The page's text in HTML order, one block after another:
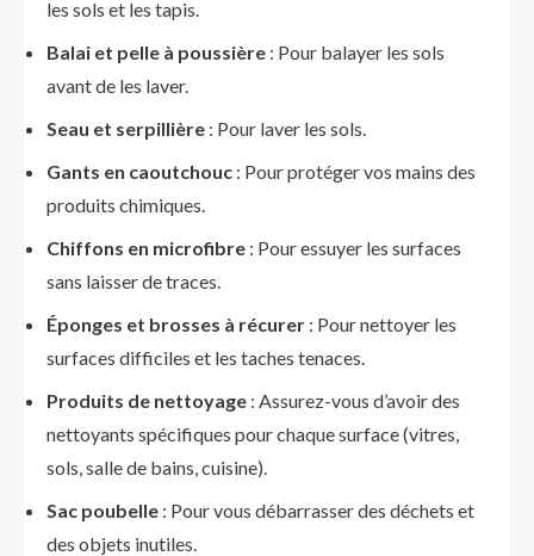
les sols et les tapis.
Balai et pelle à poussière : Pour balayer les sols
avant de les laver.
Seau et serpillière : Pour laver les sols.
Gants en caoutchouc : Pour protéger vos mains des
produits chimiques.
Chiffons en microfibre : Pour essuyer les surfaces
sans laisser de traces.
Éponges et brosses à récurer : Pour nettoyer les
surfaces difficiles et les taches tenaces.
Produits de nettoyage : Assurez-vous d’avoir des
nettoyants spécifiques pour chaque surface (vitres,
sols, salle de bains, cuisine).
Sac poubelle : Pour vous débarrasser des déchets et
des objets inutiles.